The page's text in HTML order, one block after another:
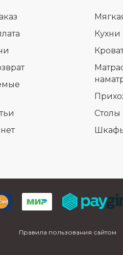
Кухни
Столы
Правила пользования сайтом